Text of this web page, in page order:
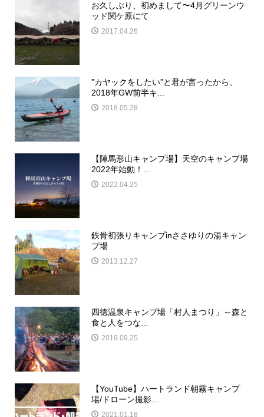
お久しぶり、初めまして〜4月グリーンウ
ッド関ケ原にて
2017.04.26
”カヤックをしたい”と君が言ったから、
2018年GW前半キ...
2018.05.28
【陣馬形山キャンプ場】天空のキャンプ場
2022年始動！...
2022.04.25
鉄骨初張りキャンプinささゆりの湯キャン
プ場
2013.12.27
四徳温泉キャンプ場「村人まつり」～森と
食と人をつな...
2019.09.25
【YouTube】ハートランド朝霧キャンプ
場/ドローン撮影...
2021.01.18